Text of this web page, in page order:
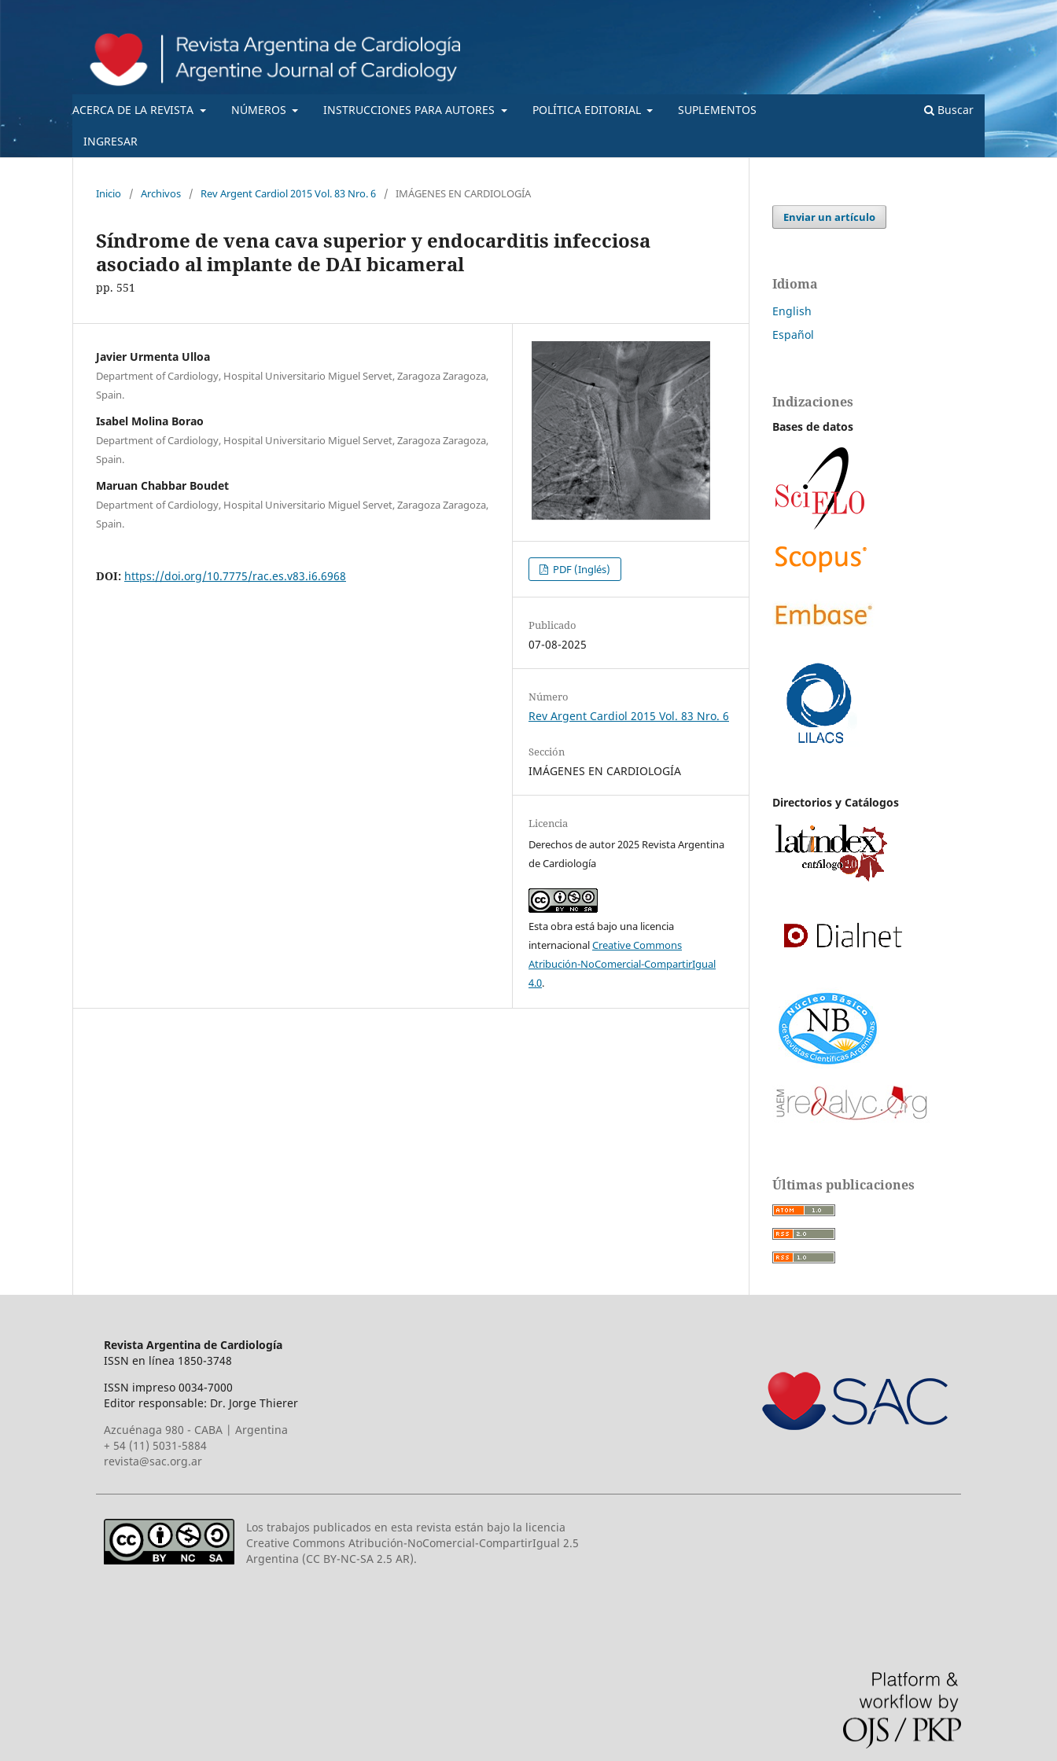
ACERCA DE LA REVISTA NÚMEROS INSTRUCCIONES PARA AUTORES POLÍTICA EDITORIAL SUPLEMENTOS
INGRESAR
Buscar
Inicio / Archivos / Rev Argent Cardiol 2015 Vol. 83 Nro. 6 / IMÁGENES EN CARDIOLOGÍA
Síndrome de vena cava superior y endocarditis infecciosa
asociado al implante de DAI bicameral
pp. 551
Javier Urmenta Ulloa
Department of Cardiology, Hospital Universitario Miguel Servet, Zaragoza Zaragoza,
Spain.
Isabel Molina Borao
Department of Cardiology, Hospital Universitario Miguel Servet, Zaragoza Zaragoza,
Spain.
Maruan Chabbar Boudet
Department of Cardiology, Hospital Universitario Miguel Servet, Zaragoza Zaragoza,
Spain.
DOI: https://doi.org/10.7775/rac.es.v83.i6.6968 PDF (Inglés)
Publicado
07-08-2025
Número
Rev Argent Cardiol 2015 Vol. 83 Nro. 6
Sección
IMÁGENES EN CARDIOLOGÍA
Licencia
Derechos de autor 2025 Revista Argentina
de Cardiología
Esta obra está bajo una licencia
internacionalCreative Commons
Atribución-NoComercial-CompartirIgual
4.0.
Enviar un artículo
Idioma
English
Español
Indizaciones
Bases de datos
Directorios y Catálogos
Últimas publicaciones
Revista Argentina de Cardiología
ISSN en línea 1850-3748
ISSN impreso 0034-7000
Editor responsable: Dr. Jorge Thierer
Azcuénaga 980 - CABA | Argentina
+ 54 (11) 5031-5884
revista@sac.org.ar
Los trabajos publicados en esta revista están bajo la licencia
Creative Commons Atribución-NoComercial-CompartirIgual 2.5
Argentina (CC BY-NC-SA 2.5 AR).